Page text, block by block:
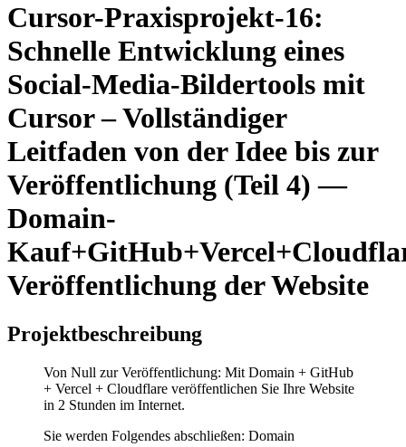
Cursor-Praxisprojekt-16:
Schnelle Entwicklung eines
Social-Media-Bildertools mit
Cursor – Vollständiger
Leitfaden von der Idee bis zur
Veröffentlichung (Teil 4) —
Domain-
Veröffentlichung der Website
Projektbeschreibung
Von Null zur Veröffentlichung: Mit Domain + GitHub
+ Vercel + Cloudflare veröffentlichen Sie Ihre Website
in 2 Stunden im Internet.
Sie werden Folgendes abschließen: Domain